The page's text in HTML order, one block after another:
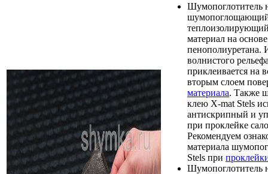
Шумопоглотитель
материал на
пенополиуретана.
волнистого
приклеивается на
вторым слоем
материала. Также
клею X-mat Stels
антискрипный и
при проклейке
Рекомендуем
материала
Stels при
Шумопоглотитель